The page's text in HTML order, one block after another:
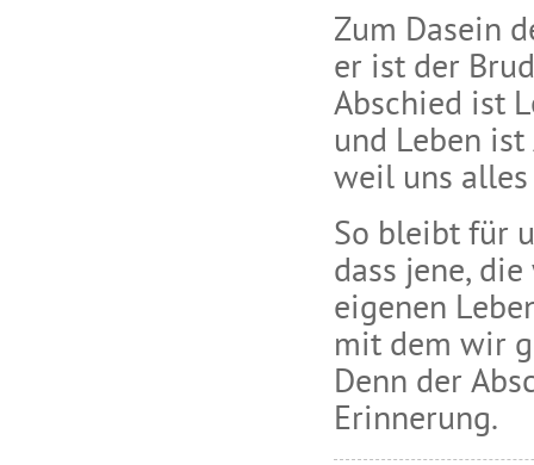
Zum Dasein
er ist der
Abschied ist
und Leben ist
weil uns
So bleibt für
dass jene,
eigenen
mit dem wir
Denn der
Erinnerung.